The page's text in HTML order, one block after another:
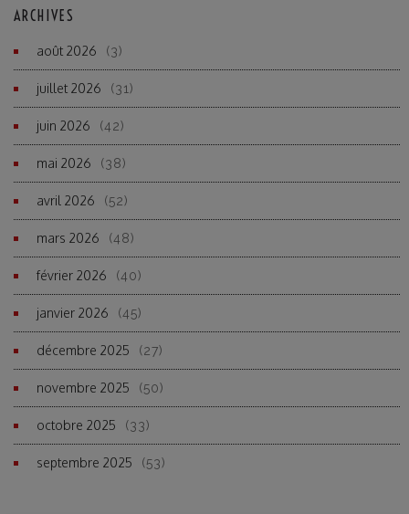
ARCHIVES
août 2026 (3)
juillet 2026 (31)
juin 2026 (42)
mai 2026 (38)
avril 2026 (52)
mars 2026 (48)
février 2026 (40)
janvier 2026 (45)
décembre 2025 (27)
novembre 2025 (50)
octobre 2025 (33)
septembre 2025 (53)